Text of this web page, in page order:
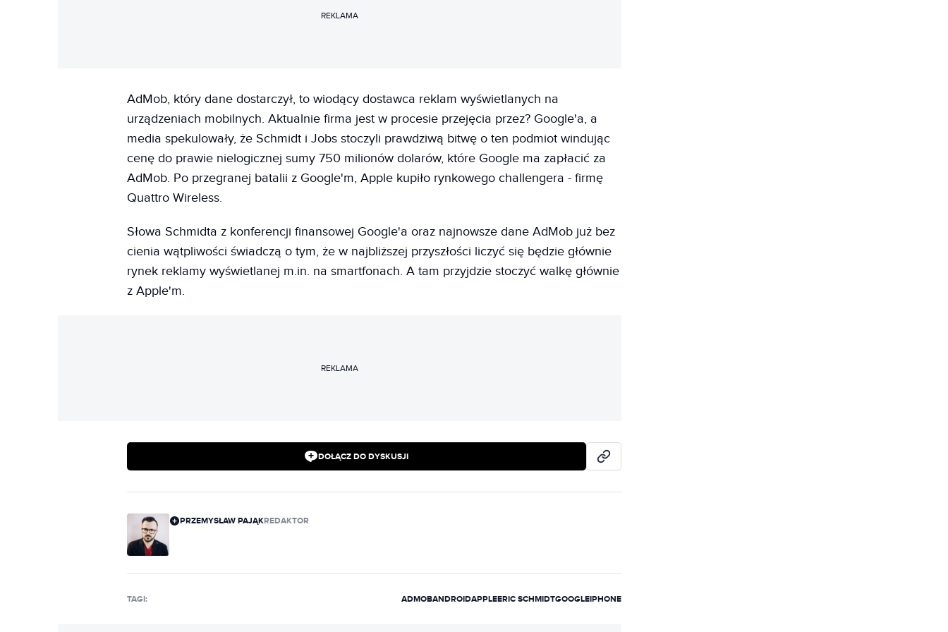
REKLAMA
AdMob, który dane dostarczył, to wiodący dostawca reklam wyświetlanych na
urządzeniach mobilnych. Aktualnie firma jest w procesie przejęcia przez? Google'a, a
media spekulowały, że Schmidt i Jobs stoczyli prawdziwą bitwę o ten podmiot windując
cenę do prawie nielogicznej sumy 750 milionów dolarów, które Google ma zapłacić za
AdMob. Po przegranej batalii z Google'm, Apple kupiło rynkowego challengera - firmę
Quattro Wireless.
Słowa Schmidta z konferencji finansowej Google'a oraz najnowsze dane AdMob już bez
cienia wątpliwości świadczą o tym, że w najbliższej przyszłości liczyć się będzie głównie
rynek reklamy wyświetlanej m.in. na smartfonach. A tam przyjdzie stoczyć walkę głównie
z Apple'm.
REKLAMA
DOŁĄCZ DO DYSKUSJI
PRZEMYSŁAW PAJĄKREDAKTOR
TAGI: ADMOBANDROIDAPPLEERIC SCHMIDTGOOGLEIPHONE